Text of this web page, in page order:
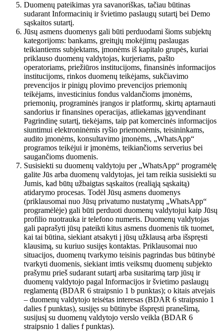
Duomenų pateikimas yra savanoriškas, tačiau būtinas
sudarant Informacinių ir švietimo paslaugų sutartį bei Demo
sąskaitos sutartį.
Jūsų asmens duomenys gali būti perduodami šioms subjektų
kategorijoms: bankams, greitųjų mokėjimų paslaugas
teikiantiems subjektams, įmonėms iš kapitalo grupės, kuriai
priklauso duomenų valdytojas, kurjeriams, pašto
operatoriams, priežiūros institucijoms, finansinės informacijos
institucijoms, rinkos duomenų teikėjams, sukčiavimo
prevencijos ir pinigų plovimo prevencijos priemonių
teikėjams, investicinius fondus valdančioms įmonėms,
priemonių, programinės įrangos ir platformų, skirtų aptarnauti
sandorius ir finansines operacijas, atliekamas įgyvendinant
Pagrindinę sutartį, tiekėjams, taip pat komercinės informacijos
siuntimui elektroninėmis ryšio priemonėmis, teisininkams,
audito įmonėms, konsultavimo įmonėms, „WhatsApp“
programos teikėjui ir įmonėms, teikiančioms serverius bei
saugančioms duomenis.
Susisiekti su duomenų valdytoju per „WhatsApp“ programėlę
galite Jūs arba duomenų valdytojas, jei tam reikia susisiekti su
Jumis, kad būtų užbaigtas sąskaitos (realiąją sąskaitą)
atidarymo procesas. Todėl Jūsų asmens duomenys
(priklausomai nuo Jūsų privatumo nustatymų „WhatsApp“
programėlėje) gali būti perduoti duomenų valdytojui kaip Jūsų
profilio nuotrauka ir telefono numeris. Duomenų valdytojas
gali paprašyti jūsų pateikti kitus asmens duomenis tik tuomet,
kai tai būtina, siekiant atsakyti į jūsų užklausą arba išspręsti
klausimą, su kuriuo susijęs kontaktas. Priklausomai nuo
situacijos, duomenų tvarkymo teisinis pagrindas bus būtinybė
tvarkyti duomenis, siekiant imtis veiksmų duomenų subjekto
prašymu prieš sudarant sutartį arba susitarimą tarp jūsų ir
duomenų valdytojo pagal Informacijos ir švietimo paslaugų
reglamentą (BDAR 6 straipsnio 1 b punktas); o kitais atvejais
– duomenų valdytojo teisėtas interesas (BDAR 6 straipsnio 1
dalies f punktas), susijęs su būtinybe išspręsti pranešimą,
susijusį su duomenų valdytojo verslo veikla (BDAR 6
straipsnio 1 dalies f punktas).